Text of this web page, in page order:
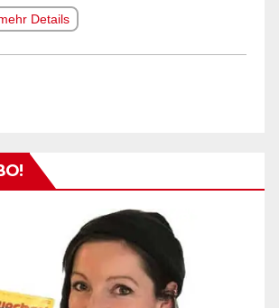
Details